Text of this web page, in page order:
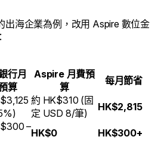
出海企業為例，改用 Aspire 數位金
行月
算
Aspire 月費預
算
每月節省
約 HK$310 (固
定 USD 8/筆)
HK$2,815
–
HK$0
HK$300+